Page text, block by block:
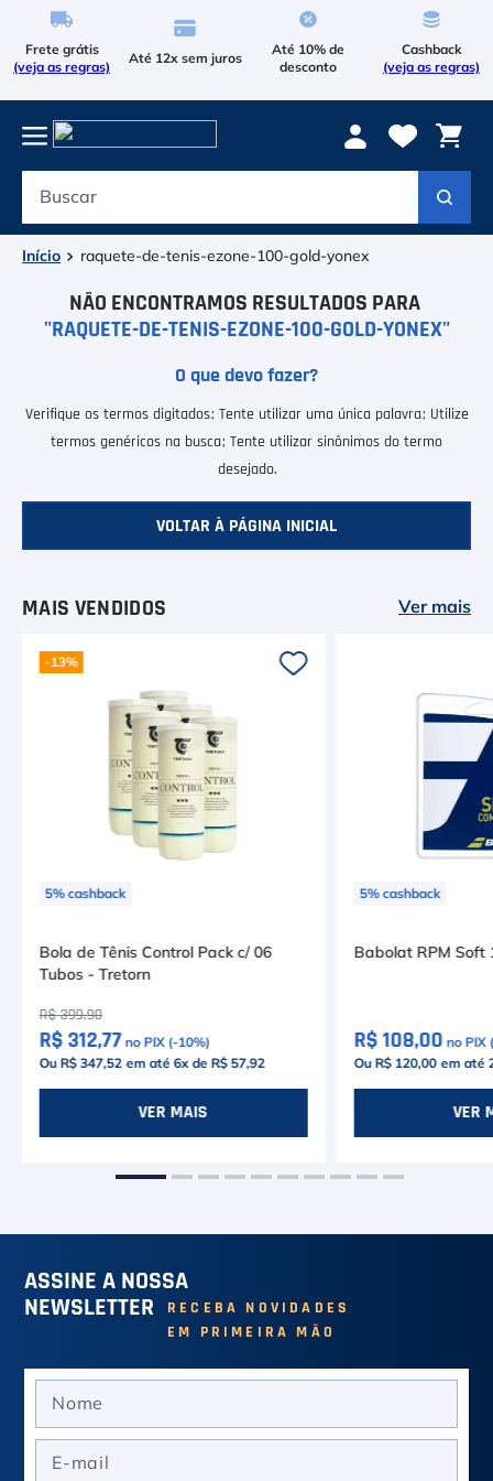
Frete grátis
(veja as regras)
Até 12x sem juros
Até 10% de
desconto
Cashback
(veja as regras)
raquete-de-tenis-ezone-100-gold-yonex
RAQUETE-DE-TENIS-EZONE-100-GOLD-YONEX
Verifique os termos digitados. Tente utilizar uma única palavra. Utilize
termos genéricos na busca. Tente utilizar sinônimos do termo
desejado.
VOLTAR À PÁGINA INICIAL
MAIS VENDIDOS Ver mais
-13%
5%cashback
Bola de Tênis Control Pack c/ 06
Tubos - Tretorn
R$ 399,90
R$ 312,77 no PIX (-10%)
Ou R$ 347,52 em até6x de R$ 57,92
VER MAIS
5%cashback
Babolat RPM Soft
R$ 108,00 no PIX
Ou R$ 120,00 em até
VER
ASSINE A NOSSA
NEWSLETTER
RECEBA NOVIDADES
EM PRIMEIRA MÃO
Termos mais buscados
1º
Tenis
3º Le Coq
5º Asics Gel Resolution 9
7º Raquete
8º
9º
Overgrip